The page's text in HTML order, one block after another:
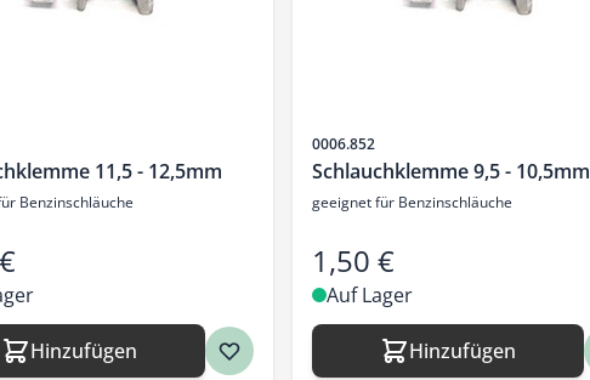
11,5 - 12,5mm
Benzinschläuche
Hinzufügen
Artikelnr.
0006.852
Schlauchklemme 9,5 - 10,5mm
geeignet für Benzinschläuche
1,50 €
Auf Lager
Hinzufügen